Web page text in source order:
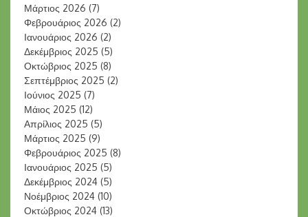
Μάρτιος 2026 (7)
Φεβρουάριος 2026 (2)
Ιανουάριος 2026 (2)
Δεκέμβριος 2025 (5)
Οκτώβριος 2025 (8)
Σεπτέμβριος 2025 (2)
Ιούνιος 2025 (7)
Μάιος 2025 (12)
Απρίλιος 2025 (5)
Μάρτιος 2025 (9)
Φεβρουάριος 2025 (8)
Ιανουάριος 2025 (5)
Δεκέμβριος 2024 (5)
Νοέμβριος 2024 (10)
Οκτώβριος 2024 (13)